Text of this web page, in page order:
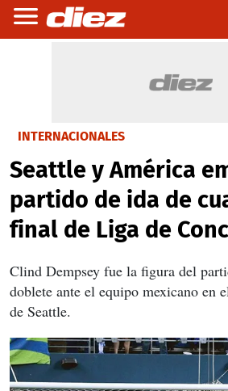
INTERNACIONALES
Seattle y América
partido de ida de
final de Liga de
Clind Dempsey fue la figura del
doblete ante el equipo mexicano en
de Seattle.